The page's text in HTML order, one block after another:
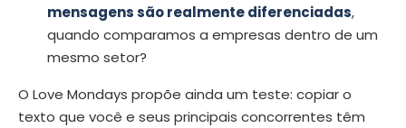
mensagens são realmente diferenciadas,
quando comparamos a empresas dentro de um
mesmo setor?
O Love Mondays propõe ainda um teste: copiar o
texto que você e seus principais concorrentes têm